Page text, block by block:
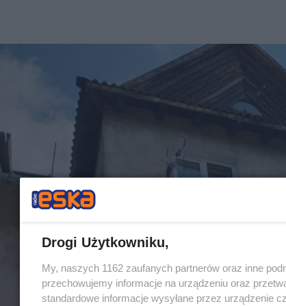
Drogi Użytkowniku,
My, naszych 1162 zaufanych partnerów oraz inne
przechowujemy informacje na urządzeniu oraz
standardowe informacje wysyłane przez urządzenie